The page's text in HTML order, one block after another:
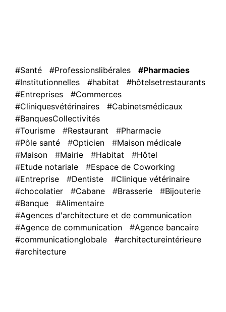
#Santé #Professionslibérales
#Pharmacies
#Institutionnelles
#habitat
#hôtelsetrestaurants
#Entreprises
#Commerces
#Cliniquesvétérinaires
#Cabinetsmédicaux
#BanquesCollectivités
Tourisme
Restaurant
Pharmacie
Pôle santé
Opticien
Maison médicale
Maison
Mairie Habitat
Hôtel
Etude notariale
Espace de Coworking
Entreprise
Dentiste
Clinique vétérinaire
chocolatier
Cabane Brasserie
Bijouterie
Banque
Alimentaire
Agences d'architecture et de communication
Agence de communication
Agence bancaire
#communicationglobale
#architectureintérieure
#architecture